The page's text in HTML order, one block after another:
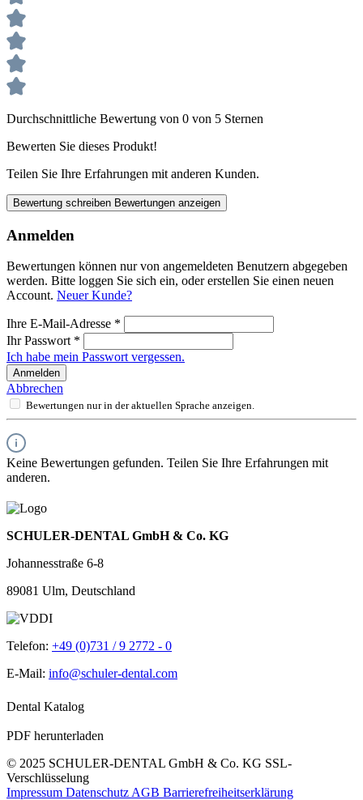
Durchschnittliche Bewertung von 0 von 5 Sternen
Bewerten Sie dieses Produkt!
Teilen Sie Ihre Erfahrungen mit anderen Kunden.
Bewertung schreiben Bewertungen anzeigen
Anmelden
Bewertungen können nur von angemeldeten Benutzern abgegeben
werden. Bitte loggen Sie sich ein, oder erstellen Sie einen neuen
Account. Neuer Kunde?
Ihre E-Mail-Adresse *
Ihr Passwort *
Ich habe mein Passwort vergessen.
Anmelden
Abbrechen
Bewertungen nur in der aktuellen Sprache anzeigen.
Keine Bewertungen gefunden. Teilen Sie Ihre Erfahrungen mit
anderen.
SCHULER-DENTAL GmbH & Co. KG
Johannesstraße 6-8
89081 Ulm, Deutschland
Telefon: +49 (0)731 / 9 2772 - 0
E-Mail: info@schuler-dental.com
Dental Katalog
PDF herunterladen
© 2025 SCHULER-DENTAL GmbH & Co. KG SSL-
Verschlüsselung
Impressum Datenschutz AGB Barrierefreiheitserklärung